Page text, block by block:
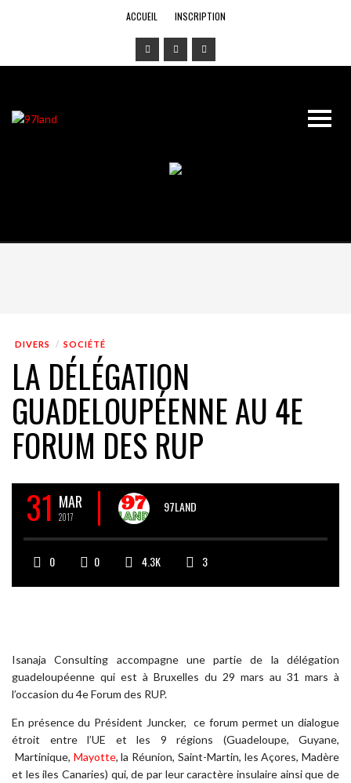
ACCUEIL INSCRIPTION
DIVERS SOCIÉTÉ
LA DÉLÉGATION
GUADELOUPÉENNE AU 4E
FORUM DES RUP
31 MAR
2017
97LAND
0 0 4.3K 3
Isanaja Consulting accompagne une partie de la délégation
guadeloupéenne qui est à Bruxelles du 29 mars au 31 mars à
l’occasion du 4e Forum des RUP.
En présence du Président Juncker, ce forum permet un dialogue
étroit entre l’UE et les 9 régions (Guadeloupe, Guyane,
Martinique, Mayotte, la Réunion, Saint-Martin, les Açores, Madère
et les iles Canaries) qui, de par leur caractère insulaire ainsi que de